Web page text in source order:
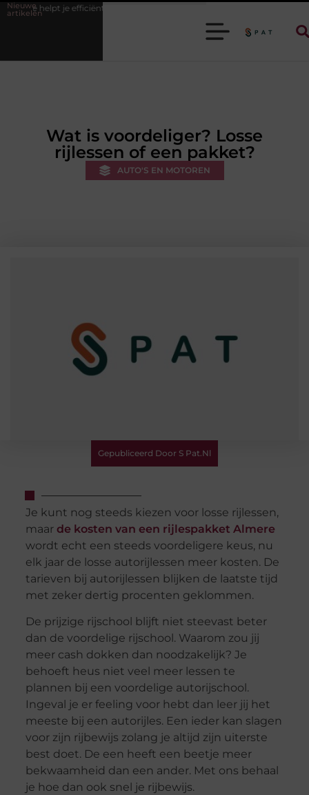
Nieuwe
artikelen
efficiënter werken
Wat is voordeliger? Losse
rijlessen of een pakket?
AUTO'S EN MOTOREN
Gepubliceerd Door S Pat.nl
Je kunt nog steeds kiezen voor losse rijlessen,
maar de kosten van een rijlespakket Almere
wordt echt een steeds voordeligere keus, nu
elk jaar de losse autorijlessen meer kosten. De
tarieven bij autorijlessen blijken de laatste tijd
met zeker dertig procenten geklommen.
De prijzige rijschool blijft niet steevast beter
dan de voordelige rijschool. Waarom zou jij
meer cash dokken dan noodzakelijk? Je
behoeft heus niet veel meer lessen te
plannen bij een voordelige autorijschool.
Ingeval je er feeling voor hebt dan leer jij het
meeste bij een autorijles. Een ieder kan slagen
voor zijn rijbewijs zolang je altijd zijn uiterste
best doet. De een heeft een beetje meer
bekwaamheid dan een ander. Met ons behaal
je hoe dan ook snel je rijbewijs.